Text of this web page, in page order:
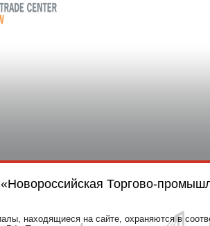
Торгово-
находящиеся на сайте, охраняются в